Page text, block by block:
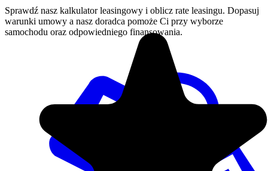
Sprawdź nasz kalkulator leasingowy i oblicz rate leasingu. Dopasuj
warunki umowy a nasz doradca pomoże Ci przy wyborze
samochodu oraz odpowiedniego finansowania.